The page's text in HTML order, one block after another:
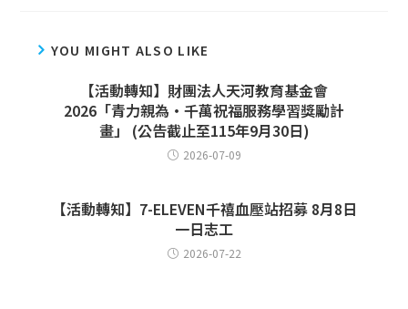
YOU MIGHT ALSO LIKE
【活動轉知】財團法人天河教育基金會
2026「青力親為‧千萬祝福服務學習獎勵計
畫」 (公告截止至115年9月30日)
2026-07-09
【活動轉知】7-ELEVEN千禧血壓站招募 8月8日
一日志工
2026-07-22